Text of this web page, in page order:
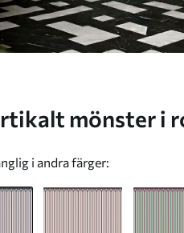
i andra färger: